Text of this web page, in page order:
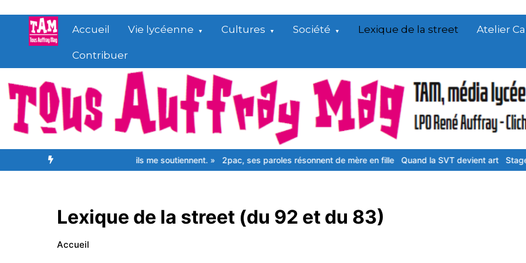
contenu
Accueil Vie lycéenne Cultures Société Lexique de la street Atelier
Contribuer
même si maintenant ils me soutiennent. » 2pac, ses paroles résonnent de mère en fille Quand la SVT devient art Stage de
Lexique de la street (du 92 et du 83)
Accueil